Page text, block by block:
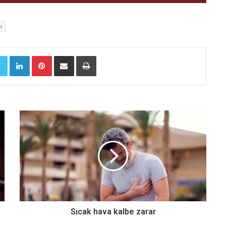
Twitter LinkedIn Pinterest E-Posta ile paylaş Yazdır
Sıcak hava kalbe zarar